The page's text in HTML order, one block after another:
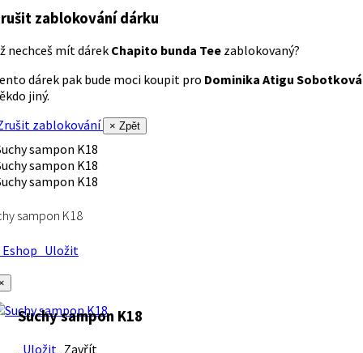
zablokování dárku
nechceš mít dárek Chapito bunda Tee zablokovaný?
dárek pak bude moci koupit pro Dominika Atigu Sobotková
jiný.
zablokování
× Zpět
sampon K18
Uložit
Suchy sampon K18
Uložit Zavřít